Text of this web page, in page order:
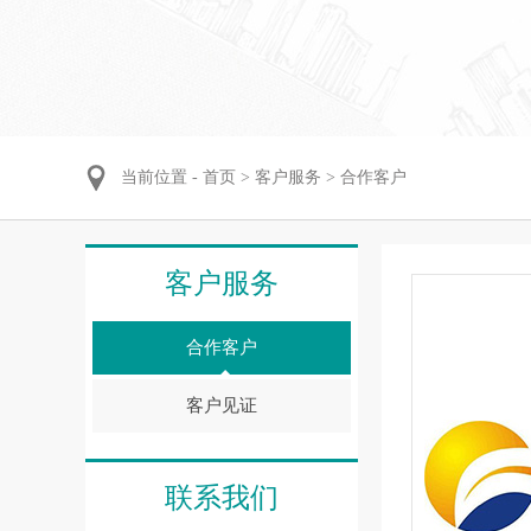
当前位置 - 首页 > 客户服务 > 合作客户
客户服务
合作客户
客户见证
联系我们